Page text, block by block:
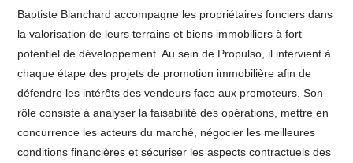
Baptiste Blanchard accompagne les propriétaires fonciers dans
la valorisation de leurs terrains et biens immobiliers à fort
potentiel de développement. Au sein de Propulso, il intervient à
chaque étape des projets de promotion immobilière afin de
défendre les intérêts des vendeurs face aux promoteurs. Son
rôle consiste à analyser la faisabilité des opérations, mettre en
concurrence les acteurs du marché, négocier les meilleures
conditions financières et sécuriser les aspects contractuels des